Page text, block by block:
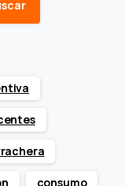
consumo